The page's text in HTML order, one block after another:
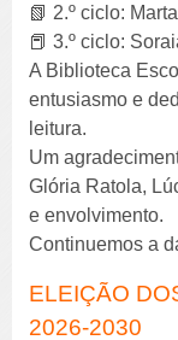
📗 2.º ciclo:
📕 3.º ciclo:
A Biblioteca
entusiasmo e
leitura.
Um
Glória Ratola,
e envolvimento.
Continuemos a
ELEIÇÃO
2026-2030